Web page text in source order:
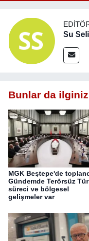
Su
Bunlar da
MGK Beştepe'de
Gündemde Terörsüz
süreci ve bölgesel
gelişmeler var